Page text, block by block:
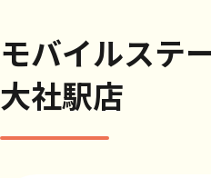
モバイルステ
大社駅店